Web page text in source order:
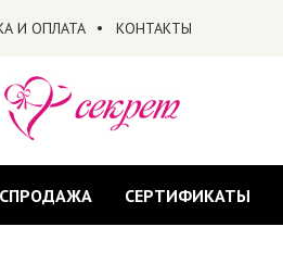
И ОПЛАТА КОНТАКТЫ
СЕРТИФИКАТЫ